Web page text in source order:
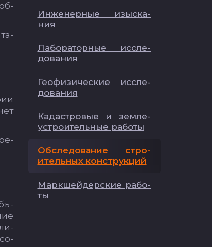
Ин­же­нер­ные изыс­ка­
ния
Ла­бо­ра­тор­ные ис­сле­
до­ва­ния
Ге­офи­зи­чес­кие ис­сле­
до­ва­ния
Ка­дас­тро­вые и зем­ле­
ус­тро­итель­ные ра­бо­ты
Об­сле­до­ва­ние стро­
итель­ных конс­трук­ций
Мар­кшей­дер­ские ра­бо­
ты